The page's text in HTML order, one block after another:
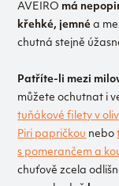
AVEIRO má
křehké, jemné a
chutná stejně
Patříte-li mezi
můžete ochutnat i
tuňákové filety v
Piri papričkou nebo
s pomerančem a
chuťově zcela